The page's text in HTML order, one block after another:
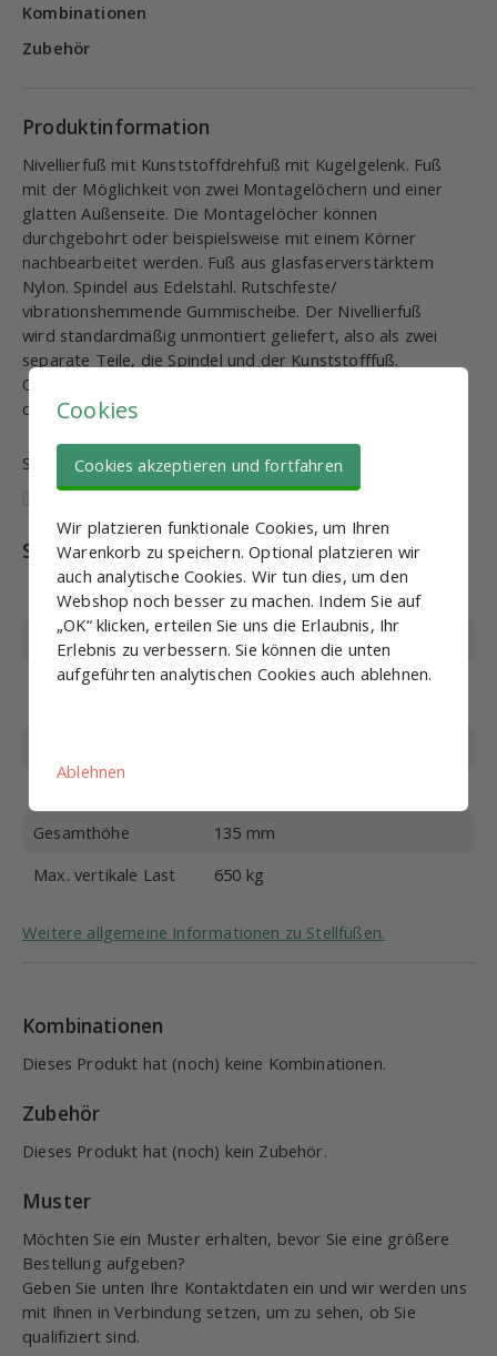
Kombinationen
Zubehör
Produktinformation
Nivellierfuß mit Kunststoffdrehfuß mit Kugelgelenk. Fuß
mit der Möglichkeit von zwei Montagelöchern und einer
glatten Außenseite. Die Montagelöcher können
durchgebohrt oder beispielsweise mit einem Körner
nachbearbeitet werden. Fuß aus glasfaserverstärktem
Nylon. Spindel aus Edelstahl. Rutschfeste/
vibrationshemmende Gummischeibe. Der Nivellierfuß
wird standardmäßig unmontiert geliefert, also als zwei
separate Teile, die Spindel und der Kunststofffuß.
Optional kann die Montage gewählt werden, dann wird
der Nivellierfuß montiert geliefert.
Sind diese Informationen nützlich und vollständig?
Spezifikationen
Artikel
SV10877
Gewinde
M8
Durchmesser des
80 mm
Gesamthöhe
135 mm
Max. vertikale Last
650 kg
Weitere allgemeine Informationen zu Stellfüßen.
Kombinationen
Dieses Produkt hat (noch) keine Kombinationen.
Zubehör
Dieses Produkt hat (noch) kein Zubehör.
Muster
Möchten Sie ein Muster erhalten, bevor Sie eine größere
Bestellung aufgeben?
Geben Sie unten Ihre Kontaktdaten ein und wir werden uns
mit Ihnen in Verbindung setzen, um zu sehen, ob Sie
qualifiziert sind.
Cookies
Cookies akzeptieren und fortfahren
Wir platzieren funktionale Cookies, um Ihren
Warenkorb zu speichern. Optional platzieren wir
auch analytische Cookies. Wir tun dies, um den
Webshop noch besser zu machen. Indem Sie auf
„OK“ klicken, erteilen Sie uns die Erlaubnis, Ihr
Erlebnis zu verbessern. Sie können die unten
aufgeführten analytischen Cookies auch ablehnen.
Ablehnen